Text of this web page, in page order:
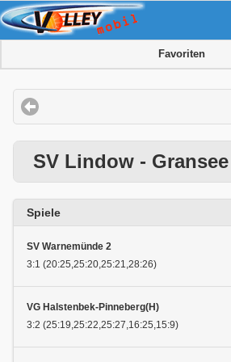
Favoriten
SV Lindow - Gransee
Spiele
SV Warnemünde 2
3:1 (20:25,25:20,25:21,28:26)
VG Halstenbek-Pinneberg(H)
3:2 (25:19,25:22,25:27,16:25,15:9)